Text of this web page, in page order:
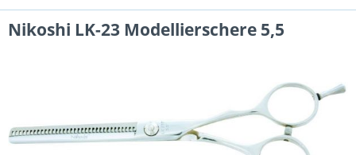
Nikoshi LK-23 Modellierschere 5,5